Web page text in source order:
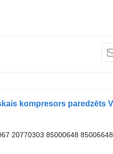
20770303 85000648 85006648